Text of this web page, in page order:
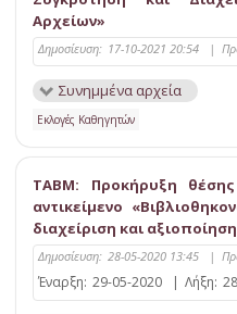
Αρχείων»
Δημοσίευση: 17-10-2021 20:54 |
Συνημμένα αρχεία
Εκλογές Καθηγητών
ΤΑΒΜ: Προκήρυξη
αντικείμενο
διαχείριση και
Δημοσίευση: 28-05-2020 13:45 |
Έναρξη: 29-05-2020 | Λήξη: